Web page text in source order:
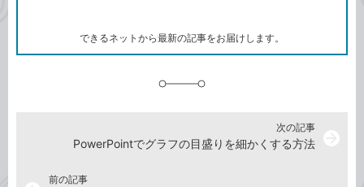
ク
できるネットから最新の記事をお届けします。
前の記事
次の記事
PowerPointでグラフの目盛りを細かくする方法